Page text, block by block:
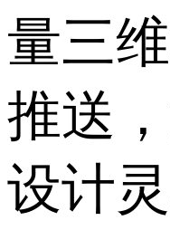
量三
推送
设计灵